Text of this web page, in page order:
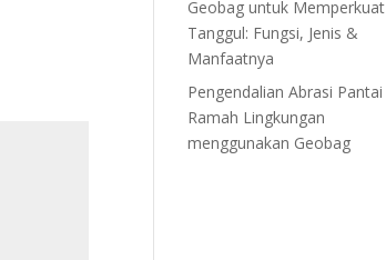
Geobag untuk Memperkuat
Tanggul: Fungsi, Jenis &
Manfaatnya
Pengendalian Abrasi Pantai
Ramah Lingkungan
menggunakan Geobag